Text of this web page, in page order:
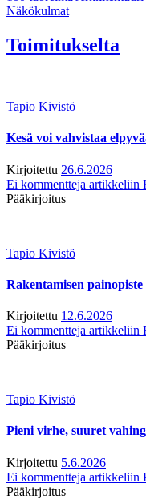
Näkökulmat
Toimitukselta
Tapio Kivistö
Kesä voi vahvistaa
Kirjoitettu 26.6.2026
Ei kommentteja artikkeliin
Pääkirjoitus
Tapio Kivistö
Rakentamisen
Kirjoitettu 12.6.2026
Ei kommentteja artikkeliin
Pääkirjoitus
Tapio Kivistö
Pieni virhe, suuret
Kirjoitettu 5.6.2026
Ei kommentteja artikkeliin
Pääkirjoitus